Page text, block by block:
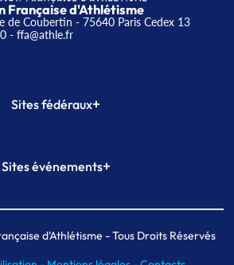
Française d'Athlétisme
de Coubertin - 75640 Paris Cedex 13
- ffa@athle.fr
Sites fédéraux+
Plateforme Formation
Sites événements+
de Paris indoor
MAIF Ekiden de Paris
d'Athlétisme - Tous Droits Réservés